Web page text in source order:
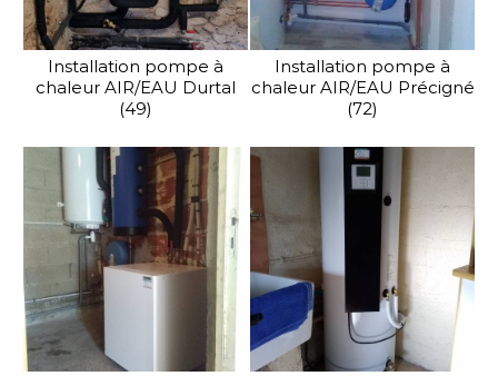
Installation pompe à
chaleur AIR/EAU Durtal
(49)
Installation pompe à
chaleur AIR/EAU Précigné
(72)